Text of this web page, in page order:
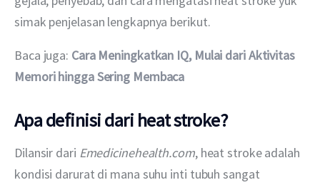
simak penjelasan lengkapnya berikut.
Baca juga: Cara Meningkatkan IQ, Mulai dari Aktivitas
Memori hingga Sering Membaca
Apa definisi dari heat stroke?
Dilansir dari Emedicinehealth.com, heat stroke adalah
kondisi darurat di mana suhu inti tubuh sangat